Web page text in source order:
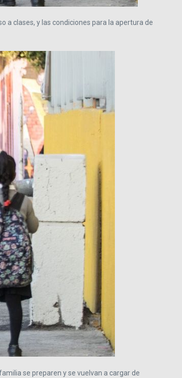
a clases, y las condiciones para la apertura de
se preparen y se vuelvan a cargar de